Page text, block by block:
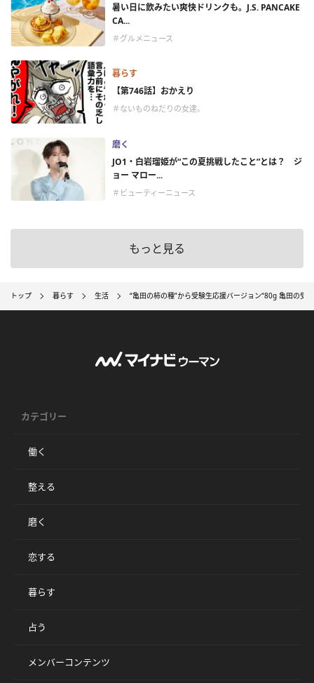
暑い日に飲みたい爽快ドリンクも。J.S. PANCAKE
CA...
＃グルメニュース
暮らす
【第746話】おかえり
＃ないものねだりの女達。
磨く
JO1・白岩瑠姫が“この夏挑戦したこと”とは？ ジ
ョー マロー...
＃ビューティーニュース
もっと見る
トップ 暮らす 生活 “亀田の柿の種”から受験生応援バージョン“80g 亀田の受
カテゴリー
働く
整える
磨く
恋する
暮らす
占う
メンバーコンテンツ